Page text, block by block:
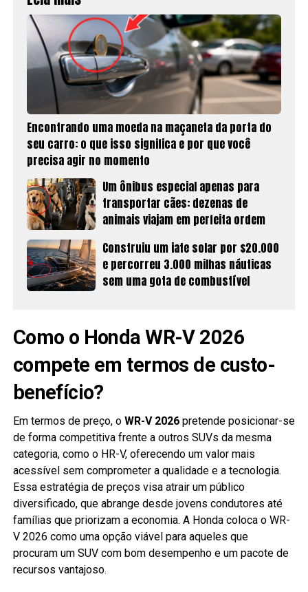
Encontrando uma moeda na maçaneta da porta do
seu carro: o que isso significa e por que você
precisa agir no momento
Um ônibus especial apenas para
transportar cães: dezenas de
animais viajam em perfeita ordem
Construiu um iate solar por $20.000
e percorreu 3.000 milhas náuticas
sem uma gota de combustível
Como o Honda WR-V 2026
compete em termos de custo-
benefício?
Em termos de preço, o WR-V 2026pretende posicionar-se
de forma competitiva frente a outros SUVs da mesma
categoria, como o HR-V, oferecendo um valor mais
acessível sem comprometer a qualidade e a tecnologia.
Essa estratégia de preços visa atrair um público
diversificado, que abrange desde jovens condutores até
famílias que priorizam a economia. A Honda coloca o WR-
V 2026 como uma opção viável para aqueles que
procuram um SUV com bom desempenho e um pacote de
recursos vantajoso.